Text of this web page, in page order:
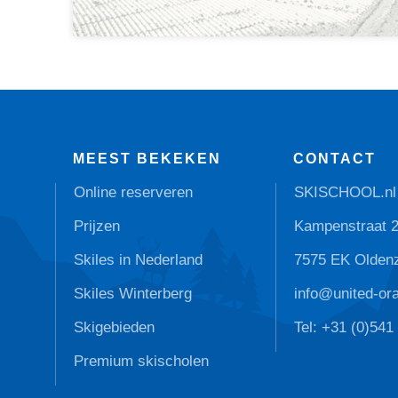
MEEST BEKEKEN
Online reserveren
Prijzen
Skiles in Nederland
Skiles Winterberg
Skigebieden
Premium skischolen
CONTACT
SKISCHOOL.nl
Kampenstraat
7575 EK
info@united-
Tel: +31 (0)541